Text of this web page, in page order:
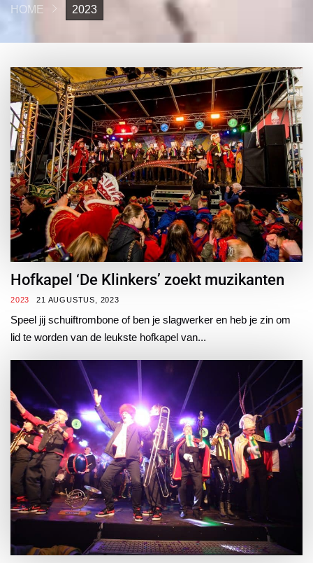
HOME 2023
Hofkapel ‘De Klinkers’ zoekt muzikanten
2023 21 AUGUSTUS, 2023
Speel jij schuiftrombone of ben je slagwerker en heb je zin om
lid te worden van de leukste hofkapel van...